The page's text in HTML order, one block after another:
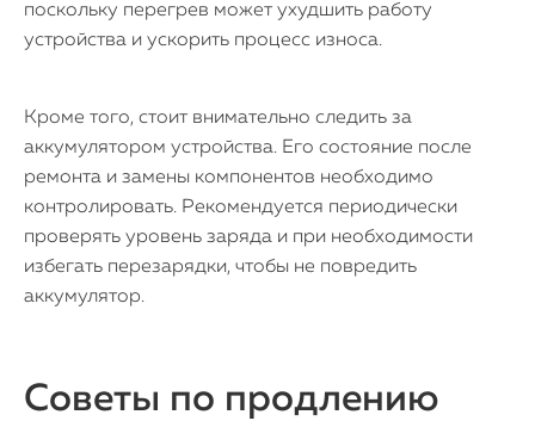
поскольку перегрев может ухудшить работу
устройства и ускорить процесс износа.
Кроме того, стоит внимательно следить за
аккумулятором устройства. Его состояние после
ремонта и замены компонентов необходимо
контролировать. Рекомендуется периодически
проверять уровень заряда и при необходимости
избегать перезарядки, чтобы не повредить
аккумулятор.
Советы по продлению